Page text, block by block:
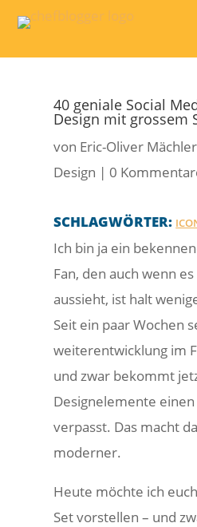
40 geniale Social
Design mit grossem
von Eric-Oliver Mächler
Design | 0
SCHLAGWÖRTER:
Ich bin ja ein
Fan, den auch wenn
aussieht, ist halt
Seit ein paar Wochen
weiterentwicklung im
und zwar bekommt
Designelemente
verpasst. Das macht
moderner.
Heute möchte ich
Set vorstellen – und